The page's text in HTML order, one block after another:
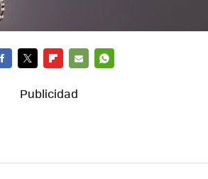
MAIL